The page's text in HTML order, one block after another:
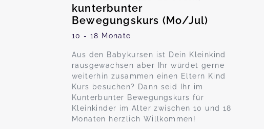
kunterbunter
Bewegungskurs (Mo/Jul)
10 - 18 Monate
Aus den Babykursen ist Dein Kleinkind
rausgewachsen aber Ihr würdet gerne
weiterhin zusammen einen Eltern Kind
Kurs besuchen? Dann seid Ihr im
Kunterbunter Bewegungskurs für
Kleinkinder im Alter zwischen 10 und 18
Monaten herzlich Willkommen!